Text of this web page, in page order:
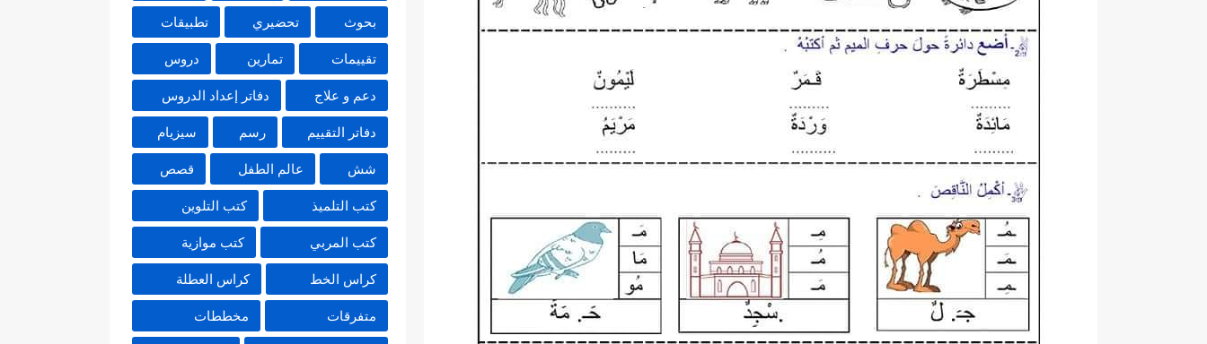
بحوث تحضيري تطبيقات
تقييمات تمارين دروس
دعم و علاج دفاتر إعداد الدروس
دفاتر التقييم رسم سيزيام
شش عالم الطفل قصص
كتب التلميذ كتب التلوين
كتب المربي كتب موازية
كراس الخط كراس العطلة
متفرقات مخططات